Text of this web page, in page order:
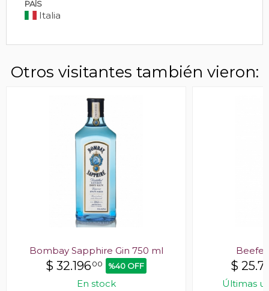
PAÍS
Italia
Otros visitantes también vieron:
Bombay Sapphire Gin 750 ml
$ 32.19600 %40 OFF
En stock
$
Últimas